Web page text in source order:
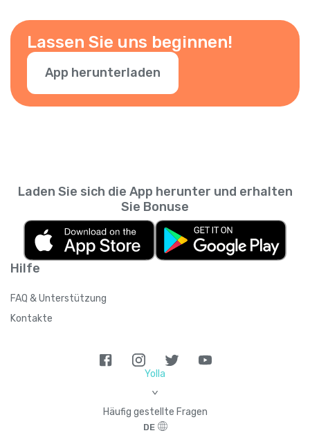
Lassen Sie uns beginnen!
App herunterladen
Hilfe
FAQ & Unterstützung
Kontakte
Laden Sie sich die App herunter und erhalten
Sie Bonuse
Yolla
>
Häufig gestellte Fragen
DE